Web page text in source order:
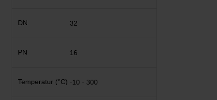
32
16
-10 - 300